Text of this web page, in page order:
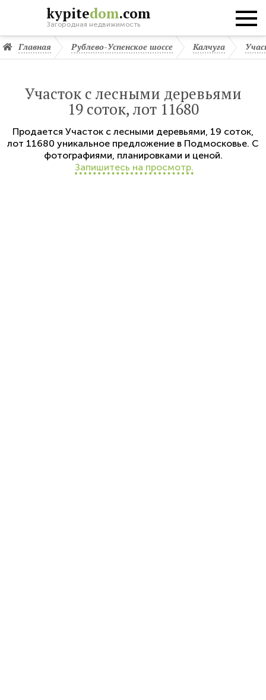
kypitedom.com
Загородная недвижимость
Главная Рублево-Успенское шоссе Калчуга
Участок с лесными деревьями
19 соток, лот 11680
Продается Участок с лесными деревьями, 19 соток,
лот 11680 уникальное предложение в Подмосковье. С
фотографиями, планировками и ценой.
Запишитесь на просмотр.